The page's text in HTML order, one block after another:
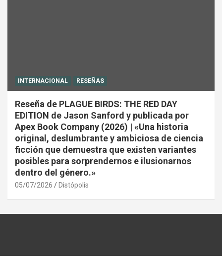
INTERNACIONAL RESEÑAS
Reseña de PLAGUE BIRDS: THE RED DAY
EDITION de Jason Sanford y publicada por
Apex Book Company (2026) | «Una historia
original, deslumbrante y ambiciosa de ciencia
ficción que demuestra que existen variantes
posibles para sorprendernos e ilusionarnos
dentro del género.»
05/07/2026 Distópolis